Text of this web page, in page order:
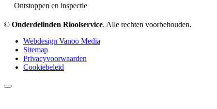
Ontstoppen en inspectie
© Onderdelinden Rioolservice. Alle rechten voorbehouden.
Webdesign Vanoo Media
Sitemap
Privacyvoorwaarden
Cookiebeleid